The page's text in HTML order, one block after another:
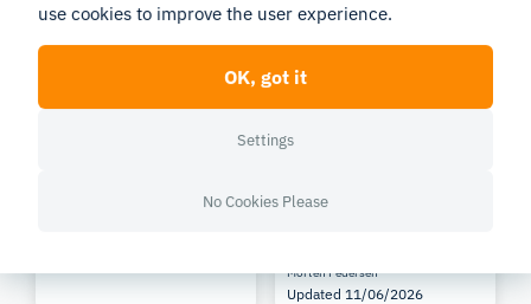
19 min read
: comment les données
recherche sur les
Morten Pedersen
Updated 11/06/2026
use cookies to improve the user experience.
OK, got it
Settings
No Cookies Please